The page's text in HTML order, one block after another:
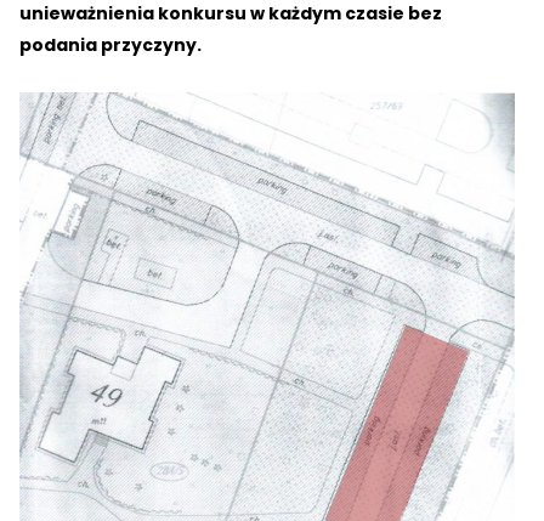
unieważnienia konkursu w każdym czasie bez
podania przyczyny.